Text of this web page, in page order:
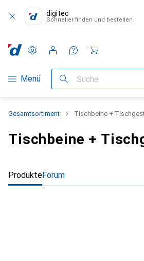
digitec
Schneller finden und bestellen
Navigation nach Kategorien
Menü Suche
Einstellungen
Kundenkonto
Vergleichslisten
Merklisten
Warenkorb
Gesamtsortiment Tischbeine +
Tischbeine +
ProdukteForum